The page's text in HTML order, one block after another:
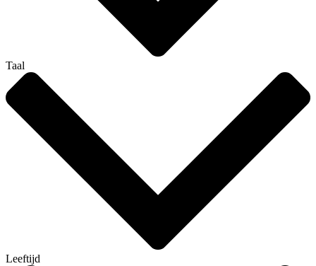
Taal
Leeftijd